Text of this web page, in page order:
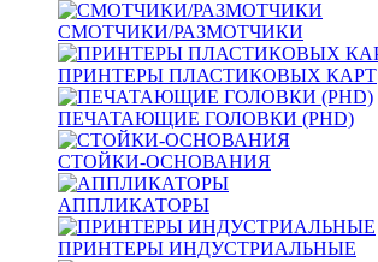
СМОТЧИКИ/РАЗМОТЧИКИ
ПРИНТЕРЫ ПЛАСТИКОВЫХ КАРТ
ПЕЧАТАЮЩИЕ ГОЛОВКИ (PHD)
СТОЙКИ-ОСНОВАНИЯ
АППЛИКАТОРЫ
ПРИНТЕРЫ ИНДУСТРИАЛЬНЫЕ